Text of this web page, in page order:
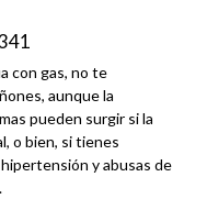
con gas, no te
aunque la
pueden surgir si la
o bien, si tienes
y abusas de